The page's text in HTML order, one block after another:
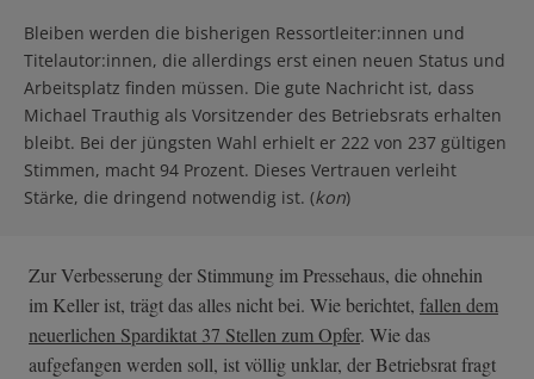
Bleiben werden die bisherigen Ressortleiter:innen und
Titelautor:innen, die allerdings erst einen neuen Status und
Arbeitsplatz finden müssen. Die gute Nachricht ist, dass
Michael Trauthig als Vorsitzender des Betriebsrats erhalten
bleibt. Bei der jüngsten Wahl erhielt er 222 von 237 gültigen
Stimmen, macht 94 Prozent. Dieses Vertrauen verleiht
Stärke, die dringend notwendig ist. (kon)
Zur Verbesserung der Stimmung im Pressehaus, die ohnehin
im Keller ist, trägt das alles nicht bei. Wie berichtet, fallen dem
neuerlichen Spardiktat 37 Stellen zum Opfer. Wie das
aufgefangen werden soll, ist völlig unklar, der Betriebsrat fragt